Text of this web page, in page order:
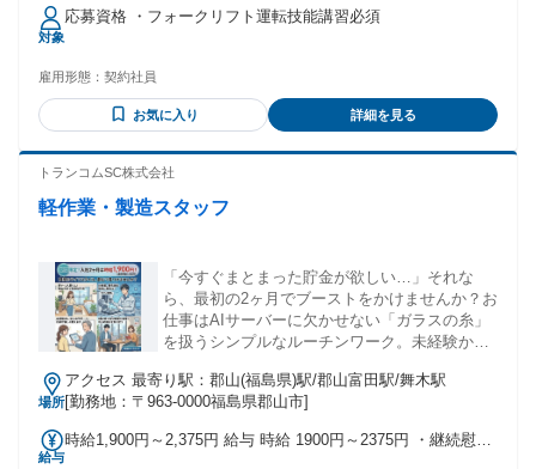
同条件です。 残業手当7.5時間を超えた時間より時給の30％割
増 固定残業代なし 深夜手当22:00～翌5:00まで時給の30％割
対象
応募資格 ・フォークリフト運転技能講習必須
雇用形態： 契約社員
お気に入り 詳細を見る
トランコムSC株式会社
軽作業・製造スタッフ
「今すぐまとまった貯金が欲しい…」それな
ら、最初の2ヶ月でブーストをかけませんか？お
仕事はAIサーバーに欠かせない「ガラスの糸」
を扱うシンプルなルーチンワーク。未経験から
ます！
場所
アクセス 最寄り駅：郡山(福島県)駅/郡山富田駅/舞木駅
[勤務地：〒963-0000福島県郡山市]
給与
時給1,900円～2,375円 給与 時給 1900円～2375円 ・継続慰労